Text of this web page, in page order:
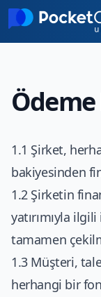
Skip to main
Ödeme
1.1 Şirket,
bakiyesinden
1.2 Şirketin
yatırımıyla
tamamen
1.3 Müşteri,
herhangi bir